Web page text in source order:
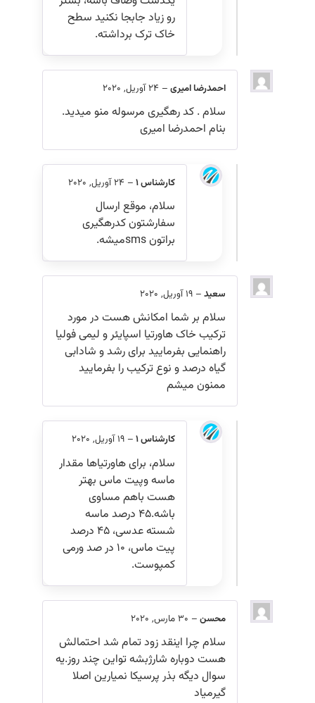
رو زیاد جابجا نکنید سطح
خاک ترک برداشته.
احمدرضا امیری–24 آوریل, 2020
سلام . کد رهگیری مرسوله منو میدید.
بنام احمدرضا امیری
کارشناس 1 –24 آوریل, 2020
سلام، موقع ارسال
سفارشتون کدرهگیری
براتون smsمیشه.
–19 آوریل, 2020
سلام بر شما امکانش هست در مورد
ترکیب خاک هاورتیا اسپایئر و لیمی فولیا
راهنمایی بفرمایید برای رشد و شادابی
گیاه درصد و نوع ترکیب را بفرمایید
ممنون میشم
کارشناس 1 –19 آوریل, 2020
سلام، برای هاورتیاها مقدار
ماسه وپیت ماس بهتر
هست باهم مساوی
باشه.۴۵ درصد ماسه
شسته عدسی، ۴۵ درصد
پیت ماس، ۱۰ در صد ورمی
کمپوست.
محسن–30 مارس, 2020
سلام چرا اینقد زود تمام شد احتمالش
هست دوباره شارژبشه تواین چند روز.یه
سوال دیگه بذر پرسیکا نمیارین اصلا
گیرمیاد